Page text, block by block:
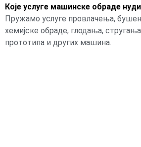
Које услуге машинске обраде
Пружамо услуге провлачења,
хемијске обраде, глодања,
прототипа и других машина.